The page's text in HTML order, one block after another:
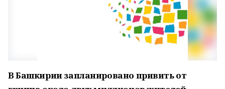
В Башкирии запланировано привить от